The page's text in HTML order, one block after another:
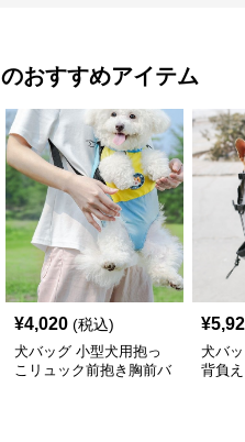
のおすすめアイテム
¥4,020 (税込)
犬バッグ 小型犬用抱っ
こリュック前抱き胸前バ
¥
犬バ
背負